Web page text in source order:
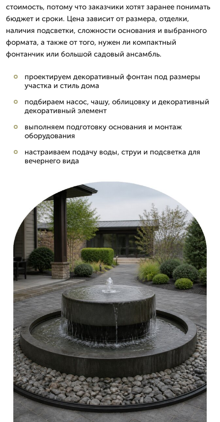
стоимость, потому что заказчики хотят заранее понимать
бюджет и сроки. Цена зависит от размера, отделки,
наличия подсветки, сложности основания и выбранного
формата, а также от того, нужен ли компактный
фонтанчик или большой садовый ансамбль.
проектируем декоративный фонтан под размеры
участка и стиль дома
подбираем насос, чашу, облицовку и декоративный
декоративный элемент
выполняем подготовку основания и монтаж
оборудования
настраиваем подачу воды, струи и подсветка для
вечернего вида